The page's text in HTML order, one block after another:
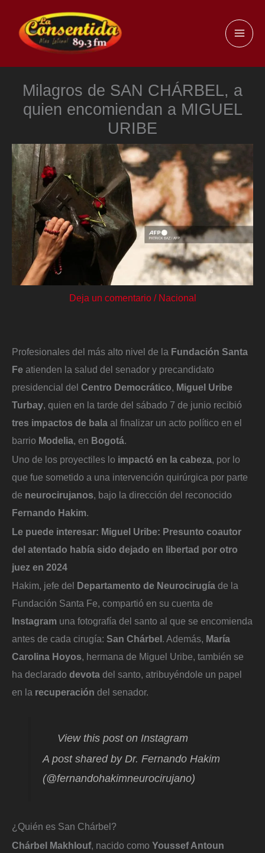
contenido
Milagros de SAN CHÁRBEL, a
quien encomiendan a MIGUEL
URIBE
Deja un comentario / Nacional
Profesionales del más alto nivel de la Fundación Santa
Fe atienden la salud del senador y precandidato
presidencial del Centro Democrático, Miguel Uribe
Turbay, quien en la tarde del sábado 7 de junio recibió
tres impactos de bala al finalizar un acto político en el
barrio Modelia, en Bogotá.
Uno de los proyectiles lo impactó en la cabeza, por lo
que fue sometido a una intervención quirúrgica por parte
de neurocirujanos, bajo la dirección del reconocido
Fernando Hakim.
Le puede interesar: Miguel Uribe: Presunto coautor
del atentado había sido dejado en libertad por otro
juez en 2024
Hakim, jefe del
Departamento de Neurocirugía de la
Fundación Santa Fe, compartió en su cuenta de
Instagram una fotografía del santo al que se encomienda
antes de cada cirugía: San Chárbel . Además, María
Carolina Hoyos, hermana de Miguel Uribe, también se
ha declarado devota del santo, atribuyéndole un papel
en la recuperación del senador.
View this post on Instagram
A post shared by Dr. Fernando Hakim
(@fernandohakimneurocirujano)
¿Quién es San Chárbel?
Chárbel Makhlouf, nacido como Youssef Antoun